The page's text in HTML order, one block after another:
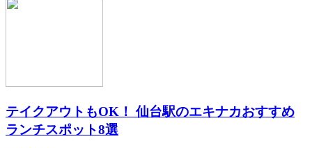
テイクアウトもOK！ 仙台駅のエキナカおすすめ
ランチスポット8選